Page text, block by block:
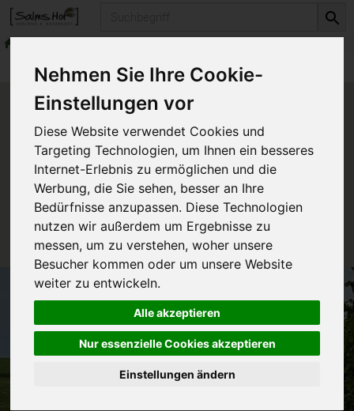
Nehmen Sie Ihre Cookie-
Einstellungen vor
Diese Website verwendet Cookies und
Targeting Technologien, um Ihnen ein besseres
Internet-Erlebnis zu ermöglichen und die
Werbung, die Sie sehen, besser an Ihre
Bedürfnisse anzupassen. Diese Technologien
nutzen wir außerdem um Ergebnisse zu
messen, um zu verstehen, woher unsere
Besucher kommen oder um unsere Website
weiter zu entwickeln.
Alle akzeptieren
Nur essenzielle Cookies akzeptieren
Einstellungen ändern
Produkte erlesene Weine Weißweine
Produkt "Casa Leons Blanco"
nicht verfügbar.
Das von Ihnen gesuchte Produkt ist leider zur Zeit
nicht verfügbar.